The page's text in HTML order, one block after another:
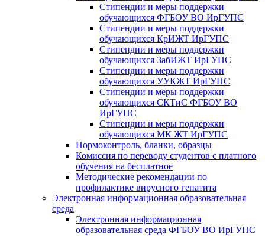
Стипендии и меры поддержки
обучающихся ФГБОУ ВО ИрГУПС
Стипендии и меры поддержки
обучающихся КрИЖТ ИрГУПС
Стипендии и меры поддержки
обучающихся ЗабИЖТ ИрГУПС
Стипендии и меры поддержки
обучающихся УУКЖТ ИрГУПС
Стипендии и меры поддержки
обучающихся СКТиС ФГБОУ ВО
ИрГУПС
Стипендии и меры поддержки
обучающихся МК ЖТ ИрГУПС
Нормоконтроль, бланки, образцы
Комиссия по переводу студентов с платного
обучения на бесплатное
Методические рекомендации по
профилактике вирусного гепатита
Электронная информационная образовательная
среда
Электронная информационная
образовательная среда ФГБОУ ВО ИрГУПС